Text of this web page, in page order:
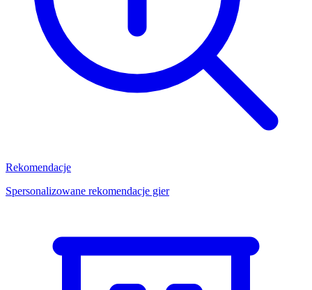
Rekomendacje
Spersonalizowane rekomendacje gier